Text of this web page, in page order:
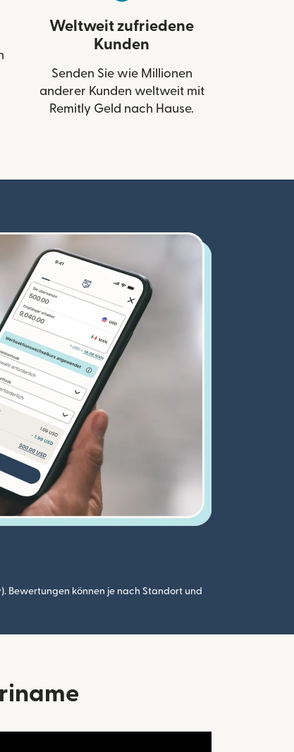
Weltweit zufriedene
Kunden
Senden Sie wie Millionen
anderer Kunden weltweit mit
Remitly Geld nach Hause.
Bewertungen können je nach Standort und